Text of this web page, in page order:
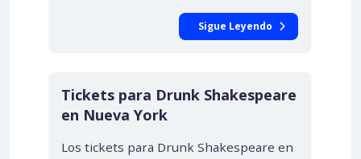
Sigue Leyendo
Tickets para Drunk Shakespeare
en Nueva York
Los tickets para Drunk Shakespeare en